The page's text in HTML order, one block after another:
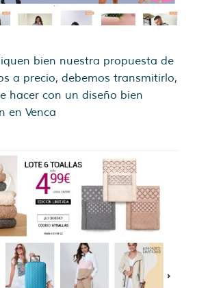
bien nuestra propuesta de
a precio, debemos transmitirlo,
hacer con un diseño bien
en Venca